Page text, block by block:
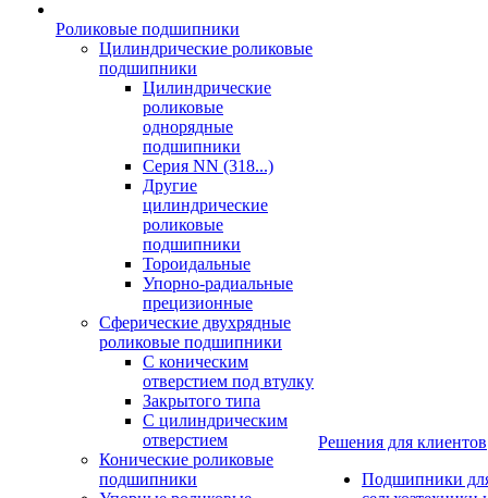
Роликовые подшипники
Цилиндрические роликовые
подшипники
Цилиндрические
роликовые
однорядные
подшипники
Серия NN (318...)
Другие
цилиндрические
роликовые
подшипники
Тороидальные
Упорно-радиальные
прецизионные
Сферические двухрядные
роликовые подшипники
С коническим
отверстием под втулку
Закрытого типа
С цилиндрическим
отверстием
Конические роликовые
подшипники
Решения для клиентов
Подшипники